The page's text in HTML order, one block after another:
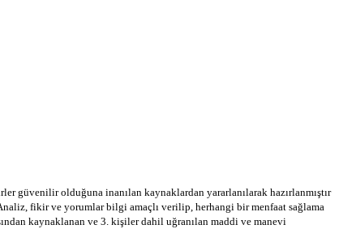
güvenilir olduğuna inanılan kaynaklardan yararlanılarak hazırlanmıştır
fikir ve yorumlar bilgi amaçlı verilip, herhangi bir menfaat sağlama
kaynaklanan ve 3. kişiler dahil uğranılan maddi ve manevi